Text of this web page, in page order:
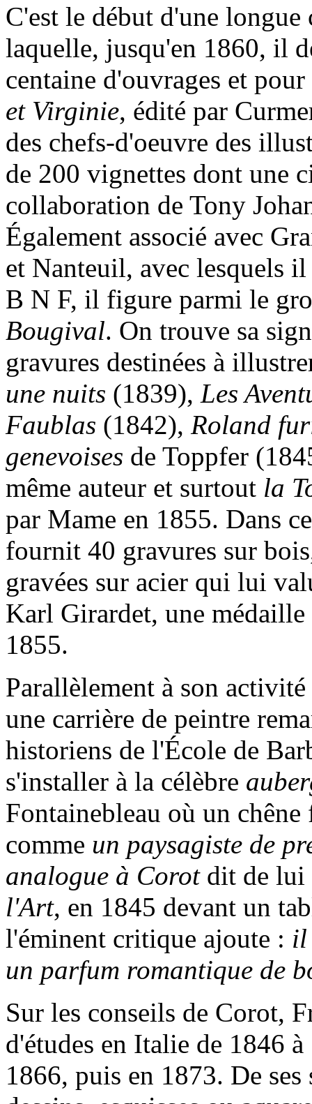
C'est le début d'une
laquelle, jusqu'en 1860, il
centaine d'ouvrages et
et Virginie, édité par
des chefs-d'oeuvre des
de 200 vignettes dont une
collaboration de Tony
Également associé avec
et Nanteuil, avec lesquels
B N F, il figure parmi le
Bougival. On trouve sa
gravures destinées à
une nuits (1839), Les
Faublas (1842), Roland
genevoises de Toppfer
même auteur et surtout la
par Mame en 1855. Dans
fournit 40 gravures sur
gravées sur acier qui lui
Karl Girardet, une
1855.
Parallèlement à son
une carrière de peintre
historiens de l'École de
s'installer à la célèbre
Fontainebleau où un
comme un paysagiste de
analogue à Corotdit de lui
l'Art, en 1845 devant un
l'éminent critique ajoute : il
un parfum romantique de
Sur les conseils de Corot,
d'études en Italie de 1846
1866, puis en 1873. De